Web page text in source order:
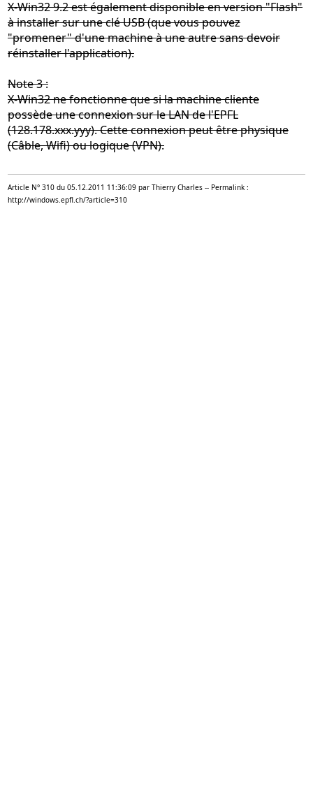
X-Win32 9.2 est également disponible en version "Flash"
à installer sur une clé USB (que vous pouvez
"promener" d'une machine à une autre sans devoir
réinstaller l'application).
Note 3 :
X-Win32 ne fonctionne que si la machine cliente
possède une connexion sur le LAN de l'EPFL
(128.178.xxx.yyy). Cette connexion peut être physique
(Câble, Wifi) ou logique (VPN).
Article N° 310 du 05.12.2011 11:36:09 par Thierry Charles -- Permalink :
http://windows.epfl.ch/?article=310